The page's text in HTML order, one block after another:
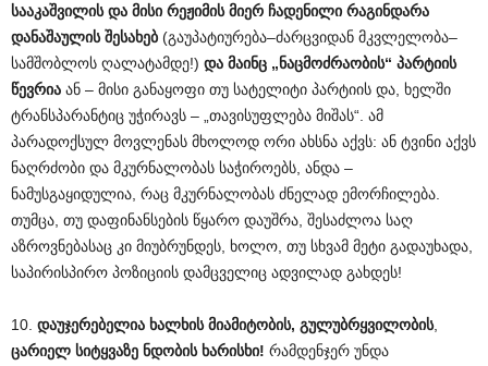
სააკაშვილის და მისი რეჟიმის მიერ ჩადენილი რაგინდარა
დანაშაულის შესახებ (გაუპატიურება–ძარცვიდან მკვლელობა–
სამშობლოს ღალატამდე!) და მაინც „ნაცმოძრაობის“ პარტიის
წევრია ან – მისი განაყოფი თუ სატელიტი პარტიის და, ხელში
ტრანსპარანტიც უჭირავს – „თავისუფლება მიშას“. ამ
პარადოქსულ მოვლენას მხოლოდ ორი ახსნა აქვს: ან ტვინი აქვს
ნაღრძობი და მკურნალობას საჭიროებს, ანდა –
ნამუსგაყიდულია, რაც მკურნალობას ძნელად ემორჩილება.
თუმცა, თუ დაფინანსების წყარო დაუშრა, შესაძლოა საღ
აზროვნებასაც კი მიუბრუნდეს, ხოლო, თუ სხვამ მეტი გადაუხადა,
საპირისპირო პოზიციის დამცველიც ადვილად გახდეს!
10. დაუჯერებელია ხალხის მიამიტობის, გულუბრყვილობის,
ცარიელ სიტყვაზე ნდობის ხარისხი! რამდენჯერ უნდა